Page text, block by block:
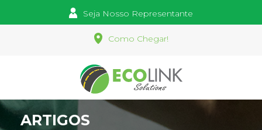
Seja Nosso Representante
Como Chegar!
ARTIGOS